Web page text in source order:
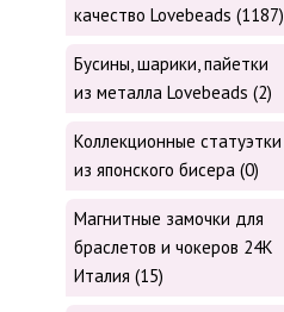
качество Lovebeads (1187)
Бусины, шарики, пайетки
из металла Lovebeads (2)
Коллекционные статуэтки
из японского бисера (0)
Магнитные замочки для
браслетов и чокеров 24К
Италия (15)